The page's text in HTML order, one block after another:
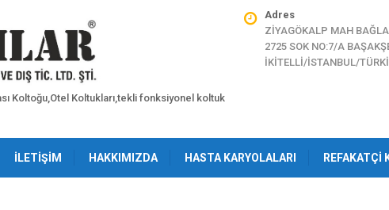
Koltoğu,Otel Koltukları,tekli fonksiyonel koltuk
Adres
ZİYAGÖKALP MAH
2725 SOK NO:7/A
İKİTELLİ/İSTANBUL/
İLETIŞIM HAKKIMIZDA HASTA KARYOLALARI REFAKATÇI